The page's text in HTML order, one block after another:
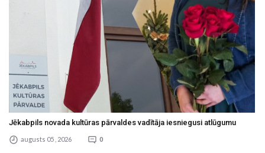
Jēkabpils novada kultūras pārvaldes vadītāja iesniegusi atlūgumu
augusts 05 , 2026 0